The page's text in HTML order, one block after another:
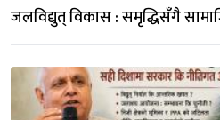
जलविद्युत् विकास : समृद्धिसँगै